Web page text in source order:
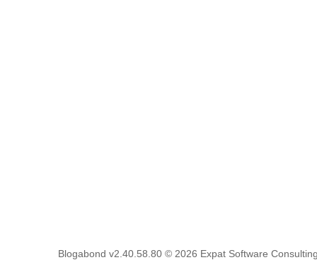
Blogabond v2.40.58.80 © 2026 Expat Software